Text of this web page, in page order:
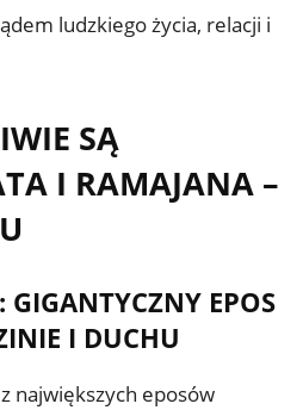
ludzkiego życia, relacji i
SĄ
I RAMAJANA –
EPOS
I DUCHU
największych eposów